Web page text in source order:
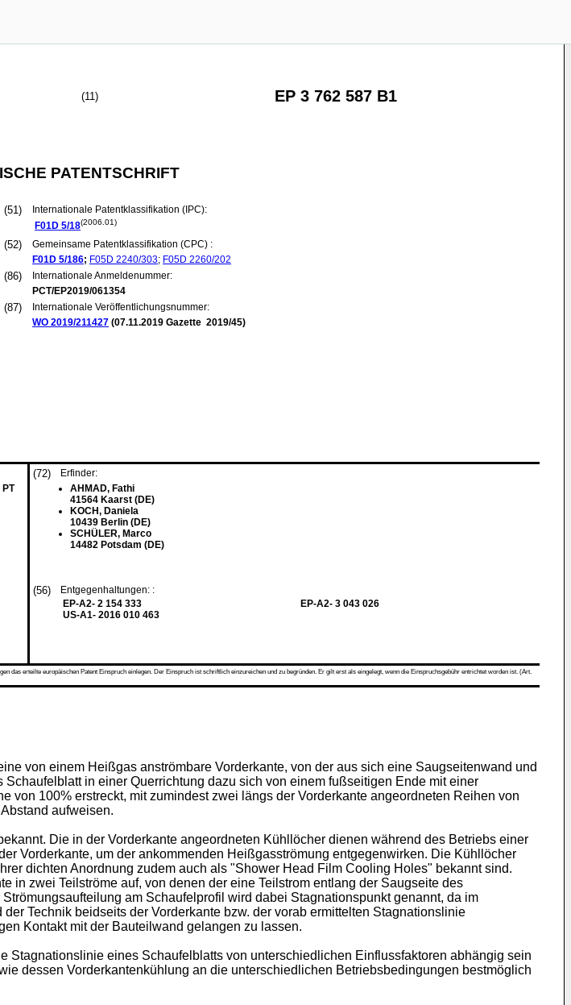
(11) EP 3 762 587 B1
PATENTSCHRIFT
(51)
Internationale Patentklassifikation (IPC):
F01D 5/18(2006.01)
(52)
Gemeinsame Patentklassifikation (CPC) :
F01D 5/186; F05D 2240/303; F05D 2260/202
(86)
Internationale Anmeldenummer:
PCT/EP2019/061354
(87)
Internationale Veröffentlichungsnummer:
WO 2019/211427 (07.11.2019 Gazette 2019/45)
PT
(72)
Erfinder:
AHMAD, Fathi
41564 Kaarst (DE)
KOCH, Daniela
10439 Berlin (DE)
SCHÜLER, Marco
14482 Potsdam (DE)
(56)
Entgegenhaltungen: :
EP-A2- 2 154 333
US-A1- 2016 010 463
EP-A2- 3 043 026
das erteilte europäischen Patent Einspruch einlegen. Der Einspruch ist schriftlich einzureichen und zu begründen. Er gilt erst als eingelegt, wenn die Einspruchsgebühr entrichtet worden ist. (Art.
von einem Heißgas anströmbare Vorderkante, von der aus sich eine Saugseitenwand und
in einer Querrichtung dazu sich von einem fußseitigen Ende mit einer
100% erstreckt, mit zumindest zwei längs der Vorderkante angeordneten Reihen von
aufweisen.
Die in der Vorderkante angeordneten Kühllöcher dienen während des Betriebs einer
Vorderkante, um der ankommenden Heißgasströmung entgegenwirken. Die Kühllöcher
dichten Anordnung zudem auch als "Shower Head Film Cooling Holes" bekannt sind.
in zwei Teilströme auf, von denen der eine Teilstrom entlang der Saugseite des
am Schaufelprofil wird dabei Stagnationspunkt genannt, da im
Technik beidseits der Vorderkante bzw. der vorab ermittelten Stagnationslinie
Kontakt mit der Bauteilwand gelangen zu lassen.
Stagnationslinie eines Schaufelblatts von unterschiedlichen Einflussfaktoren abhängig sein
dessen Vorderkantenkühlung an die unterschiedlichen Betriebsbedingungen bestmöglich